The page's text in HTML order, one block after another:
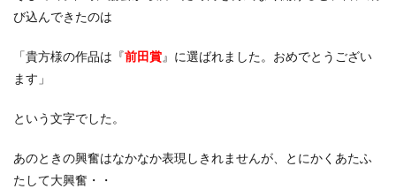
び込んできたのは
「貴方様の作品は『前田賞』に選ばれました。おめでとうござい
ます」
という文字でした。
あのときの興奮はなかなか表現しきれませんが、とにかくあたふ
たして大興奮・・